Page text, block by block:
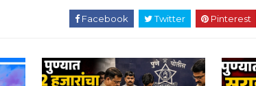
Facebook Twitter Pinterest